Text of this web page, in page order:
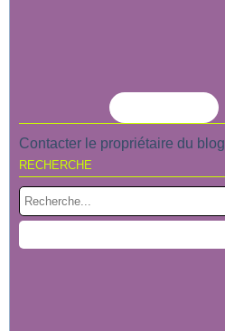
Contacter le propriétaire du blog
RECHERCHE